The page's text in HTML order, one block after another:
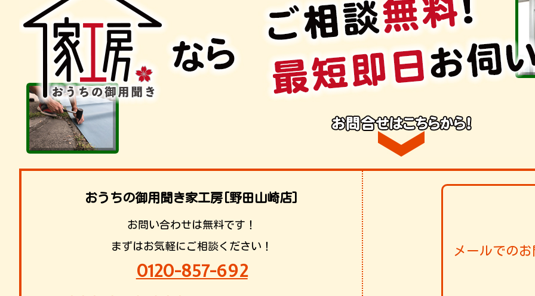
おうちの御用聞き家工房[野田山崎店]
お問い合わせは無料です！
まずはお気軽にご相談ください！
0120-857-692
メールでの